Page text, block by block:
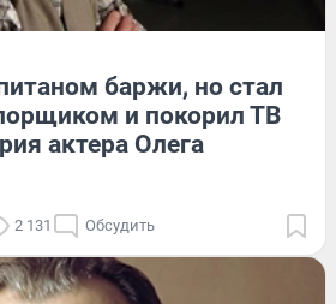
баржи, но стал
и покорил ТВ
актера Олега
2 131 Обсудить